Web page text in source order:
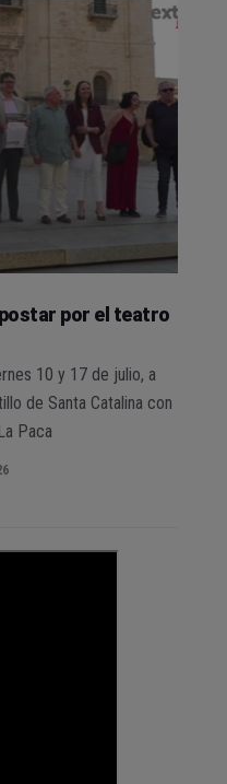
por el teatro
10 y 17 de julio, a
de Santa Catalina con
Paca